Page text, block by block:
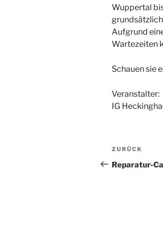
Wuppertal
grundsätzlich
Aufgrund
Wartezeiten
Schauen sie
Veranstalter:
IG
Vorheriger
Beitrag
ZURÜCK
Reparatur-